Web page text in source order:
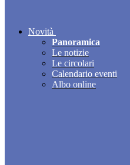
Novità
Panoramica
Le notizie
Le circolari
Calendario eventi
Albo online